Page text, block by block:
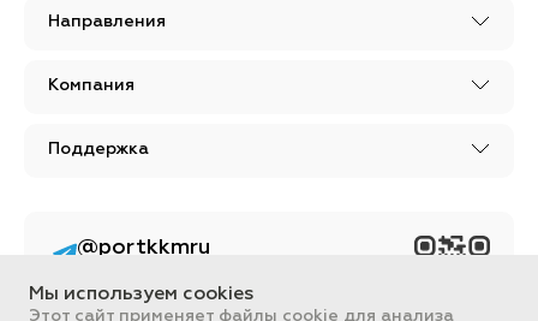
Направления
Компания
Поддержка
@portkkmru
контент PORT - бизнес
портал
Мы используем cookies
Этот сайт применяет файлы cookie для анализа